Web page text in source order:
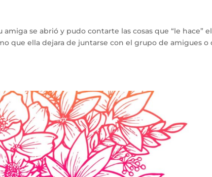
se abrió y pudo contarte las cosas que “le hace” el
que ella dejara de juntarse con el grupo de amigues o